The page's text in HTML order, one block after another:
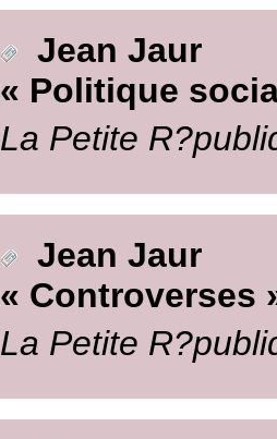
Jean Jaur
« Politique
La Petite
Jean Jaur
« Controverses
La Petite